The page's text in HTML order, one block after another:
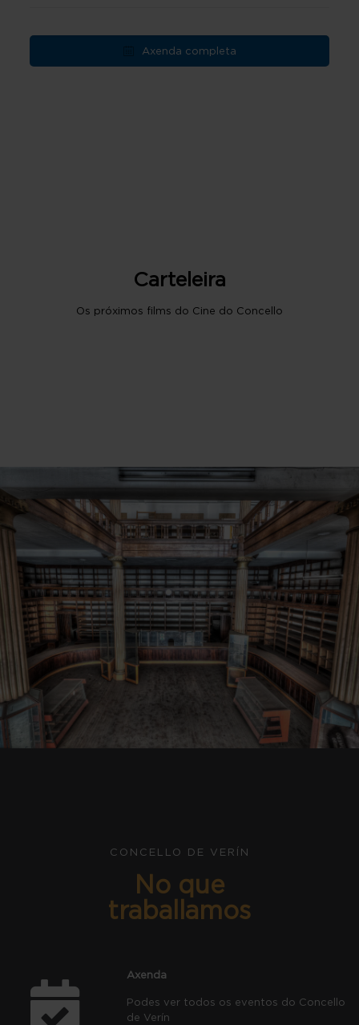
Axenda completa
Carteleira
Os próximos films do Cine do Concello
CONCELLO DE VERÍN
No que
traballamos
Axenda
Podes ver todos os eventos do Concello
de Verín